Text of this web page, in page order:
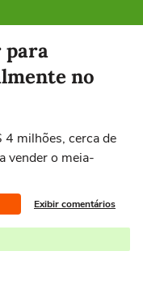
para
no
4 milhões, cerca de
vender o meia-
Exibir comentários